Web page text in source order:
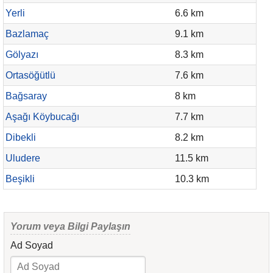
Yerli
6.6 km
Bazlamaç
9.1 km
Gölyazı
8.3 km
Ortasöğütlü
7.6 km
Bağsaray
8 km
Aşağı Köybucağı
7.7 km
Dibekli
8.2 km
Uludere
11.5 km
Beşikli
10.3 km
Yorum veya Bilgi Paylaşın
Ad Soyad